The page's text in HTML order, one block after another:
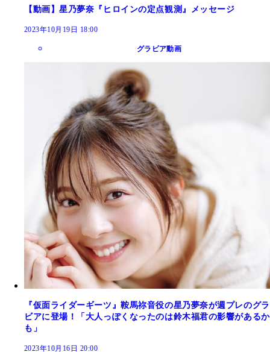
【動画】星乃夢奈『ヒロインの定点観測』メッセージ
2023年10月19日 18:00
グラビア動画
『仮面ライダーギーツ』鞍馬祢音役の星乃夢奈が週プレのグラ
ビアに登場！「大人っぽくなったのは鈴木福君の影響があるか
も」
2023年10月16日 20:00